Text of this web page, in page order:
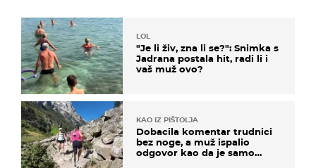
LOL
"Je li živ, zna li se?": Snimka s
Jadrana postala hit, radi li i
vaš muž ovo?
KAO IZ PIŠTOLJA
Dobacila komentar trudnici
bez noge, a muž ispalio
odgovor kao da je samo